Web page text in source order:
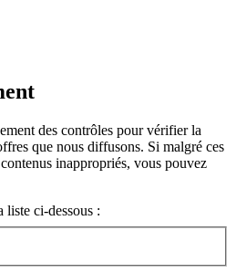
des contrôles pour vérifier la
que nous diffusons. Si malgré ces
inappropriés, vous pouvez
liste ci-dessous :